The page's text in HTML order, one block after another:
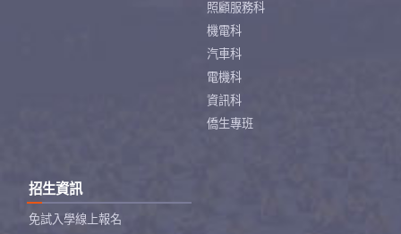
照顧服務科
機電科
汽車科
電機科
資訊科
僑生專班
招生資訊
免試入學線上報名